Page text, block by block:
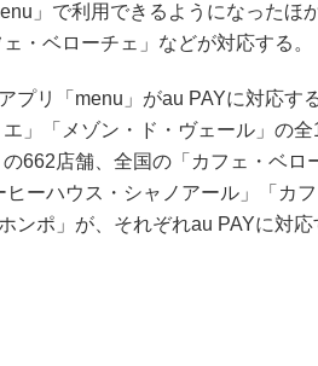
」で利用できるようになったほ
・ベローチェ」などが対応する。
プリ「menu」がau PAYに対応す
」「メゾン・ド・ヴェール」の全
662店舗、全国の「カフェ・ベロ
ーハウス・シャノアール」「カ
ンポ」が、それぞれau PAYに対応